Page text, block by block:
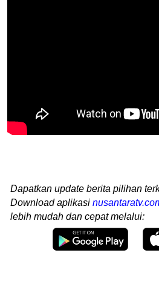
Dapatkan update berita pilihan
Download aplikasi
lebih mudah dan cepat melalui: